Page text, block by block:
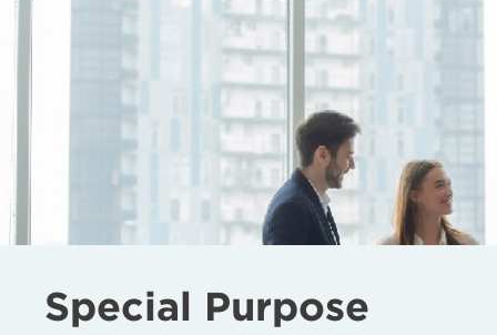
Special Purpose